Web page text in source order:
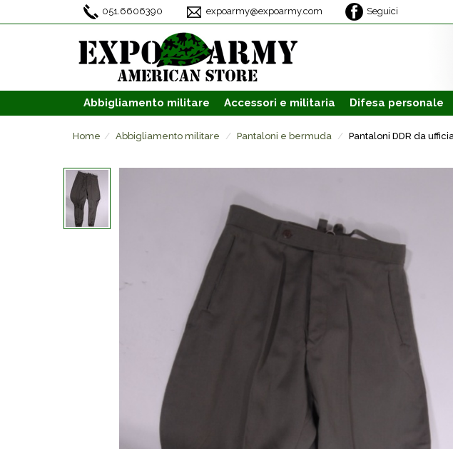
051.6606390 expoarmy@expoarmy.com Seguici
Abbigliamento militare Accessori e militaria Difesa personale
Home Abbigliamento militare Pantaloni e bermuda Pantaloni DDR da